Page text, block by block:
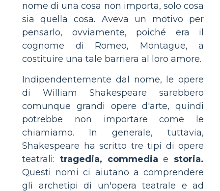
nome di una cosa non importa, solo cosa
sia quella cosa. Aveva un motivo per
pensarlo, ovviamente, poiché era il
cognome di Romeo, Montague, a
costituire una tale barriera al loro amore.
Indipendentemente dal nome, le opere
di William Shakespeare sarebbero
comunque grandi opere d'arte, quindi
potrebbe non importare come le
chiamiamo. In generale, tuttavia,
Shakespeare ha scritto tre tipi di opere
teatrali: tragedia, commedia e storia.
Questi nomi ci aiutano a comprendere
gli archetipi di un'opera teatrale e ad